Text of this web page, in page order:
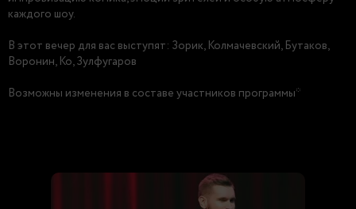
каждого шоу.
В этот вечер для вас выступят: Зорик, Колмачевский, Бутаков,
Воронин, Ко, Зулфугаров
Возможны изменения в составе участников программы*